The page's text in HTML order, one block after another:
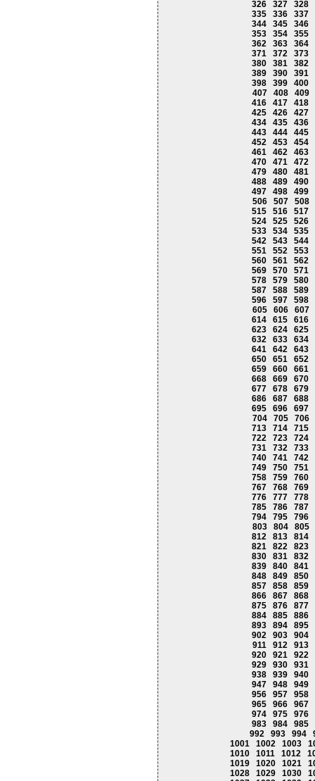
326
327
328
335
336
337
344
345
346
353
354
355
362
363
364
371
372
373
380
381
382
389
390
391
398
399
400
407
408
409
416
417
418
425
426
427
434
435
436
443
444
445
452
453
454
461
462
463
470
471
472
479
480
481
488
489
490
497
498
499
506
507
508
515
516
517
524
525
526
533
534
535
542
543
544
551
552
553
560
561
562
569
570
571
578
579
580
587
588
589
596
597
598
605
606
607
614
615
616
623
624
625
632
633
634
641
642
643
650
651
652
659
660
661
668
669
670
677
678
679
686
687
688
695
696
697
704
705
706
713
714
715
722
723
724
731
732
733
740
741
742
749
750
751
758
759
760
767
768
769
776
777
778
785
786
787
794
795
796
803
804
805
812
813
814
821
822
823
830
831
832
839
840
841
848
849
850
857
858
859
866
867
868
875
876
877
884
885
886
893
894
895
902
903
904
911
912 913
920
921
922
929
930
931
938
939
940
947
948
949
956
957
958
965
966
967
974
975
976
983
984
985
992
993 994
1001
1002 1003
1010
1011 1012
1019
1020 1021
1028
1029 1030